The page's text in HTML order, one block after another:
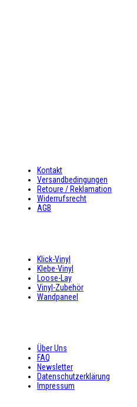
Kontakt
Versandbedingungen
Retoure / Reklamation
Widerrufsrecht
AGB
Klick-Vinyl
Klebe-Vinyl
Loose-Lay
Vinyl-Zubehör
Wandpaneel
Über Uns
FAQ
Newsletter
Datenschutzerklärung
Impressum